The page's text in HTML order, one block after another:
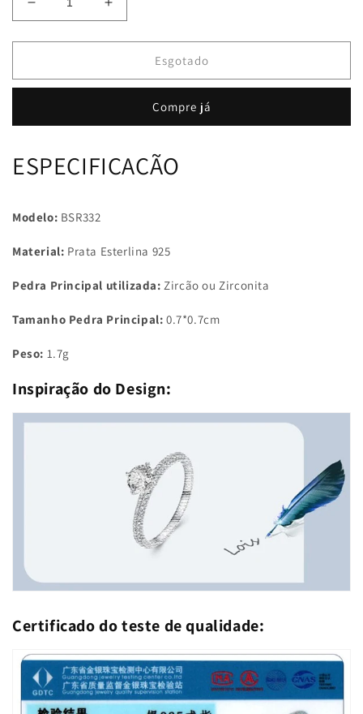
Diminuir
a
quantidade
Anel
Zirconita
Aumentar
a
quantidade
Anel
Zirconita
Esgotado
Compre já
ESPECIFICAÇÃO
Modelo: BSR332
Material: Prata Esterlina 925
Pedra Principal utilizada: Zircão ou Zirconita
Tamanho Pedra Principal: 0.7*0.7cm
Peso: 1.7g
Inspiração do Design:
Certificado do teste de qualidade: